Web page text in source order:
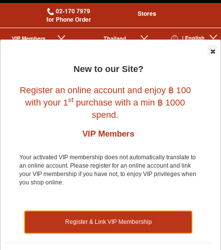
02-170 7979
for Phone Order
Stores
| English
Thailand
VIP Membership
|
New to our Site?
Register an online account and enjoy ฿ 100
with your 1st purchase with a min ฿ 1000
spend.
VIP Members
Your activated VIP membership does not automatically translate to
an online account. Please register for an online account and link
your VIP membership if you have not, to enjoy VIP privileges when
you shop online.
Register & Link VIP Membership